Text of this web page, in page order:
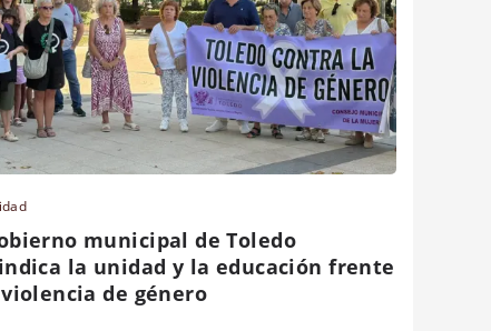
municipal de Toledo
la unidad y la educación frente
de género